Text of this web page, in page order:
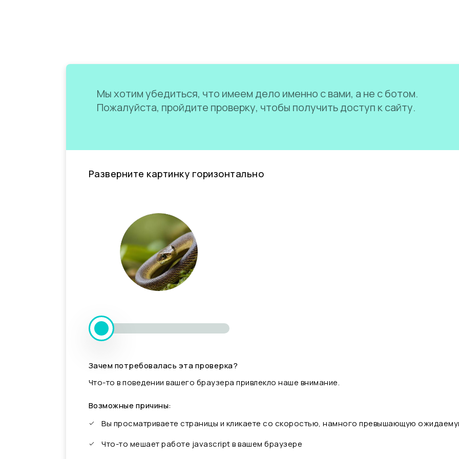
Мы хотим убедиться, что имеем дело именно с вами, а не с ботом.
Пожалуйста, пройдите проверку, чтобы получить доступ к сайту.
Разверните картинку горизонтально
Зачем потребовалась эта проверка?
Что-то в поведении вашего браузера привлекло наше внимание.
Возможные причины:
Вы просматриваете страницы и кликаете со скоростью, намного превышающую
Что-то мешает работе javascript в вашем браузере